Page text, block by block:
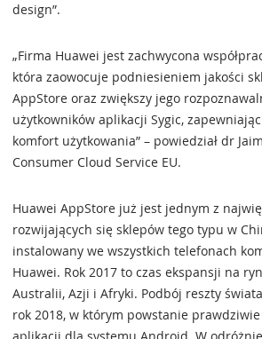
design”.
„Firma Huawei jest zachwycona
która zaowocuje podniesieniem jakości
AppStore oraz zwiększy jego
użytkowników aplikacji Sygic,
komfort użytkowania” – powiedział dr
Consumer Cloud Service EU.
Huawei AppStore już jest jednym z
rozwijających się sklepów tego typu w
instalowany we wszystkich telefonach
Huawei. Rok 2017 to czas ekspansji na
Australii, Azji i Afryki. Podbój reszty
rok 2018, w którym powstanie